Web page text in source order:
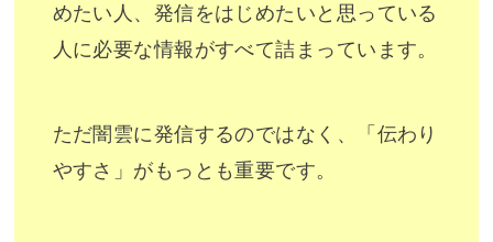
めたい人、発信をはじめたいと思っている
人に必要な情報がすべて詰まっています。
ただ闇雲に発信するのではなく、「伝わり
やすさ」がもっとも重要です。